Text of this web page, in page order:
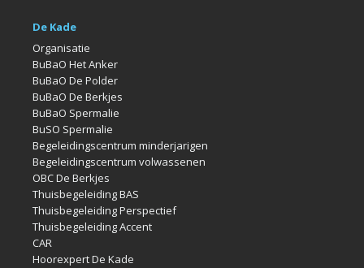
De Kade
Organisatie
BuBaO Het Anker
BuBaO De Polder
BuBaO De Berkjes
BuBaO Spermalie
BuSO Spermalie
Begeleidingscentrum minderjarigen
Begeleidingscentrum volwassenen
OBC De Berkjes
Thuisbegeleiding BAS
Thuisbegeleiding Perspectief
Thuisbegeleiding Accent
CAR
Hoorexpert De Kade